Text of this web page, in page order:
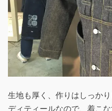
生地も厚く、作りはしっか
ディティールなので、着こ